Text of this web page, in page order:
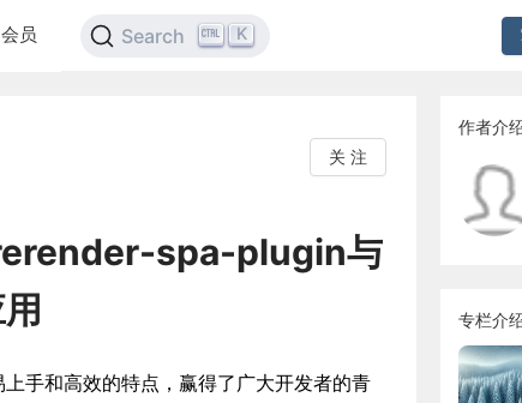
会员 Search K
关 注
spa-plugin与
手和高效的特点，赢得了广大开发者的青
作者介
专栏介